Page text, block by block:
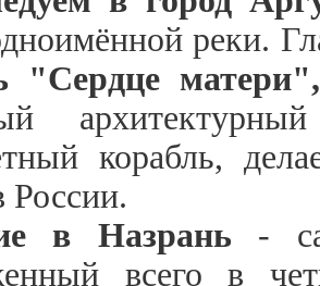
реки.
"Сердце матери",
корабль,
России.
в Назрань
-
всего в